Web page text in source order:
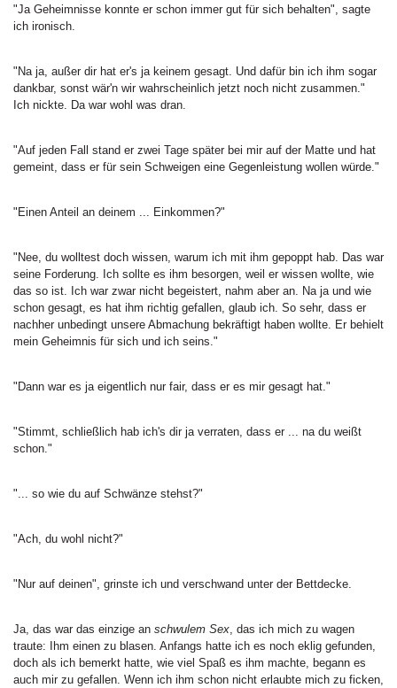
"Ja Geheimnisse konnte er schon immer gut für sich behalten", sagte
ich ironisch.
"Na ja, außer dir hat er's ja keinem gesagt. Und dafür bin ich ihm sogar
dankbar, sonst wär'n wir wahrscheinlich jetzt noch nicht zusammen."
Ich nickte. Da war wohl was dran.
"Auf jeden Fall stand er zwei Tage später bei mir auf der Matte und hat
gemeint, dass er für sein Schweigen eine Gegenleistung wollen würde."
"Einen Anteil an deinem ... Einkommen?"
"Nee, du wolltest doch wissen, warum ich mit ihm gepoppt hab. Das war
seine Forderung. Ich sollte es ihm besorgen, weil er wissen wollte, wie
das so ist. Ich war zwar nicht begeistert, nahm aber an. Na ja und wie
schon gesagt, es hat ihm richtig gefallen, glaub ich. So sehr, dass er
nachher unbedingt unsere Abmachung bekräftigt haben wollte. Er behielt
mein Geheimnis für sich und ich seins."
"Dann war es ja eigentlich nur fair, dass er es mir gesagt hat."
"Stimmt, schließlich hab ich's dir ja verraten, dass er ... na du weißt
schon."
"... so wie du auf Schwänze stehst?"
"Ach, du wohl nicht?"
"Nur auf deinen", grinste ich und verschwand unter der Bettdecke.
Ja, das war das einzige an schwulem Sex, das ich mich zu wagen
traute: Ihm einen zu blasen. Anfangs hatte ich es noch eklig gefunden,
doch als ich bemerkt hatte, wie viel Spaß es ihm machte, begann es
auch mir zu gefallen. Wenn ich ihm schon nicht erlaubte mich zu ficken,